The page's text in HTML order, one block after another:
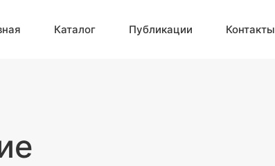
Каталог Публикации Контакты